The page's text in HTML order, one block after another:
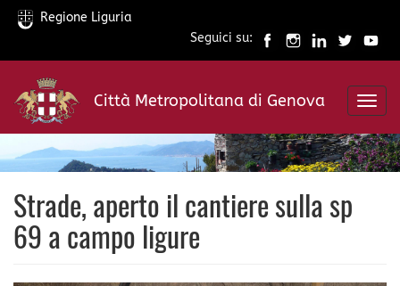
Salta
contenuto
principale
Regione Liguria
Seguici su:
Città Metropolitana di Genova
Strade, aperto il cantiere sulla sp
69 a campo ligure